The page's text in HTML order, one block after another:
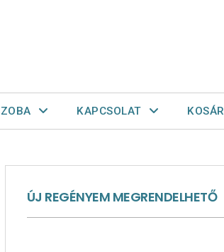
KAPCSOLAT KOSÁR
ÚJ REGÉNYEM MEGRENDELHETŐ